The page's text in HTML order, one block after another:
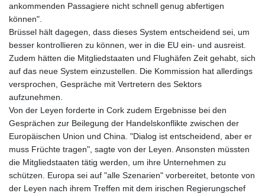
ankommenden Passagiere nicht schnell genug abfertigen
können".
Brüssel hält dagegen, dass dieses System entscheidend sei, um
besser kontrollieren zu können, wer in die EU ein- und ausreist.
Zudem hätten die Mitgliedstaaten und Flughäfen Zeit gehabt, sich
auf das neue System einzustellen. Die Kommission hat allerdings
versprochen, Gespräche mit Vertretern des Sektors
aufzunehmen.
Von der Leyen forderte in Cork zudem Ergebnisse bei den
Gesprächen zur Beilegung der Handelskonflikte zwischen der
Europäischen Union und China. "Dialog ist entscheidend, aber er
muss Früchte tragen", sagte von der Leyen. Ansonsten müssten
die Mitgliedstaaten tätig werden, um ihre Unternehmen zu
schützen. Europa sei auf "alle Szenarien" vorbereitet, betonte von
der Leyen nach ihrem Treffen mit dem irischen Regierungschef